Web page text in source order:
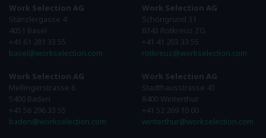
Work Selection AG
Stänzlergasse 4
4051 Basel
+41 61 281 33 55
basel@workselection.com
Work Selection AG
Mellingerstrasse 6
5400 Baden
+41 56 296 33 55
baden@workselection.com
Work Selection AG
Schöngrund 31
6343 Rotkreuz ZG
+41 41 203 33 55
rotkreuz@workselection.com
Work Selection AG
Stadthausstrasse 43
8400 Winterthur
+41 52 269 10 00
winterthur@workselection.com